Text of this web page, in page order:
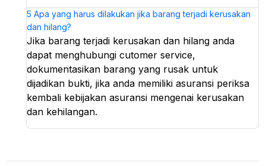
5 Apa yang harus dilakukan jika barang terjadi kerusakan
dan hilang?
Jika barang terjadi kerusakan dan hilang anda
dapat menghubungi cutomer service,
dokumentasikan barang yang rusak untuk
dijadikan bukti, jika anda memiliki asuransi periksa
kembali kebijakan asuransi mengenai kerusakan
dan kehilangan.